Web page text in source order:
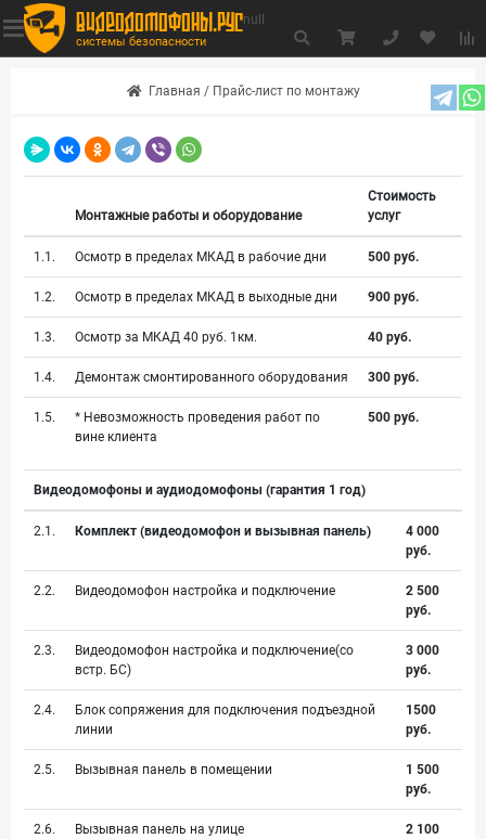
видеодомофоны.рус
системы безопасности
null
Главная / Прайс-лист по монтажу
Монтажные работы и оборудование
Стоимость
услуг
1.1. Осмотр в пределах МКАД в рабочие дни 500 руб.
1.2. Осмотр в пределах МКАД в выходные дни 900 руб.
1.3. Осмотр за МКАД 40 руб. 1км. 40 руб.
1.4. Демонтаж смонтированного оборудования 300 руб.
1.5.
* Невозможность проведения работ по
вине клиента
500 руб.
Видеодомофоны и аудиодомофоны (гарантия 1 год)
2.1. Комплект (видеодомофон и вызывная панель)
4 000
руб.
2.2. Видеодомофон настройка и подключение
2 500
руб.
2.3.
Видеодомофон настройка и подключение(со
встр. БС)
3 000
руб.
2.4.
Блок сопряжения для подключения подъездной
линии
1500
руб.
2.5. Вызывная панель в помещении
1 500
руб.
2.6. Вызывная панель на улице
2 100